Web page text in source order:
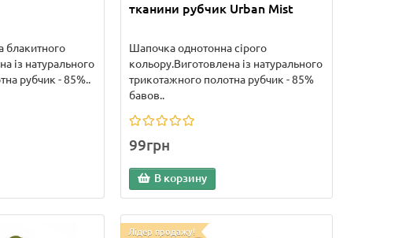
блакитного
​​із натурального
рубчик - 85%..
тканини рубчик Urban Mist
Шапочка однотонна сірого
кольору.Виготовлена із натурального
трикотажного полотна рубчик - 85%
бавов..
99грн
В корзину
Лідер продажу!